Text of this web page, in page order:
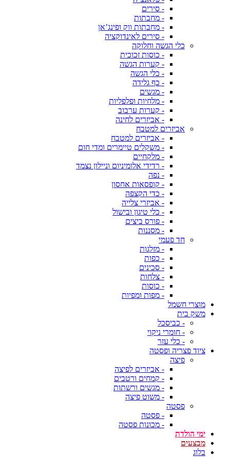
- סירים
- מחבתות
- מחבתות ווק ופינג’אן
- סירים לאינדוקציה
כלי הגשה וחלוקה
- כוסות זכוכית
- קערות הגשה
- כלי הגשה
- כף גלידה
- מגשים
- מלחיות ופלפליות
- קערות ערבוב
- אביזרים לחינה
אביזרים למטבח
- אביזרים למטבח
- משקלים טיימרים ומדי חום
- מלקחיים
- רדידי אלומיניום וניילון נצמד
- נפה
- קופסאות אחסון
- כדי הקצפה
- אביזרי צלייה
- כלי טיגון ובישול
- פורס ביצים
- מסננות
חד פעמי
- מזלגות
- כפות
- סכינים
- צלחות
- כוסות
- מפות ומפיות
מוצרי חשמל
משק בית
- כביסכל
- חומרי ניקוי
- כלי עזר
ציוד פצריה ופסטה
פיצה
- אביזרים לפיצה
- קמחים ורטבים
- מגשים ורשתות
- משוט פיצה
פסטה
- פסטה
- מכונות פסטה
ימי הולדת
מבצעים
בלוג